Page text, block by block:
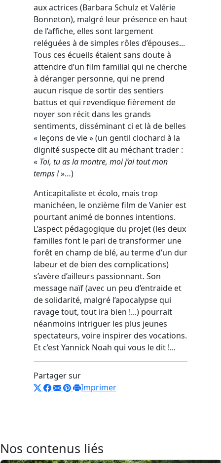
aux actrices (Barbara Schulz et Valérie
Bonneton), malgré leur présence en haut
de l’affiche, elles sont largement
reléguées à de simples rôles d’épouses...
Tous ces écueils étaient sans doute à
attendre d’un film familial qui ne cherche
à déranger personne, qui ne prend
aucun risque de sortir des sentiers
battus et qui revendique fièrement de
noyer son récit dans les grands
sentiments, disséminant ci et là de belles
« leçons de vie » (un gentil clochard à la
dignité suspecte dit au méchant trader :
« Toi, tu as la montre, moi j’ai tout mon
temps !»…)
Anticapitaliste et écolo, mais trop
manichéen, le onzième film de Vanier est
pourtant animé de bonnes intentions.
L’aspect pédagogique du projet (les deux
familles font le pari de transformer une
forêt en champ de blé, au terme d’un dur
labeur et de bien des complications)
s’avère d’ailleurs passionnant. Son
message naïf (avec un peu d’entraide et
de solidarité, malgré l’apocalypse qui
ravage tout, tout ira bien !...) pourrait
néanmoins intriguer les plus jeunes
spectateurs, voire inspirer des vocations.
Et c’est Yannick Noah qui vous le dit !...
Partager sur
Imprimer
Nos contenus liés